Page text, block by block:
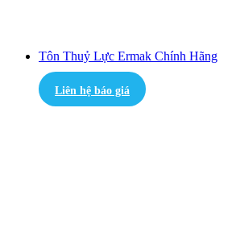
Tôn Thuỷ Lực Ermak Chính Hãng
Liên hệ báo giá